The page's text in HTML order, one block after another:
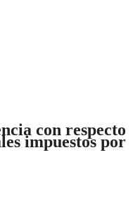
con respecto
impuestos por